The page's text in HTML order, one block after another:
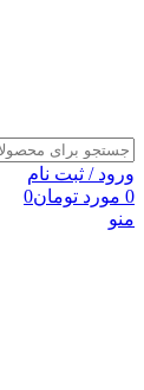
ورود / ثبت نام
0 مورد تومان0
منو